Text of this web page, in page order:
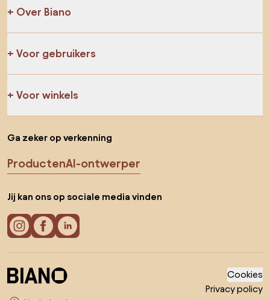
Over Biano
Voor gebruikers
Voor winkels
Ga zeker op verkenning
ProductenAI-ontwerper
Jij kan ons op sociale media vinden
Cookies
Privacy policy